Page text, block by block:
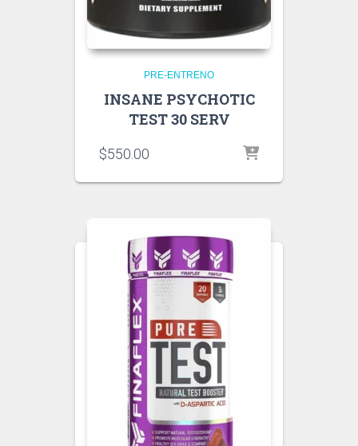
PRE-ENTRENO
INSANE PSYCHOTIC
TEST 30 SERV
$550.00